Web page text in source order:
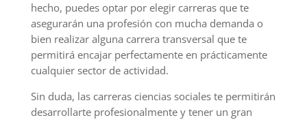
hecho, puedes optar por elegir carreras que te
asegurarán una profesión con mucha demanda o
bien realizar alguna carrera transversal que te
permitirá encajar perfectamente en prácticamente
cualquier sector de actividad.
Sin duda, las carreras ciencias sociales te permitirán
desarrollarte profesionalmente y tener un gran